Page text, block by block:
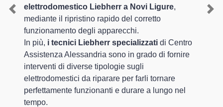
elettrodomestico Liebherr a Novi Ligure,
mediante il ripristino rapido del corretto
funzionamento degli apparecchi.
In più, i tecnici Liebherr specializzati di Centro
Assistenza Alessandria sono in grado di fornire
interventi di diverse tipologie sugli
elettrodomestici da riparare per farli tornare
perfettamente funzionanti e durare a lungo nel
tempo.
Previous